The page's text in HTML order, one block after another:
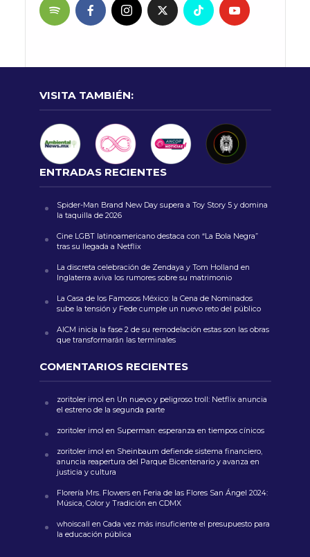
VISITA TAMBIÉN:
ENTRADAS RECIENTES
Spider-Man Brand New Day supera a Toy Story 5 y domina
la taquilla de 2026
Cine LGBT latinoamericano destaca con “La Bola Negra”
tras su llegada a Netflix
La discreta celebración de Zendaya y Tom Holland en
Inglaterra aviva los rumores sobre su matrimonio
La Casa de los Famosos México: la Cena de Nominados
sube la tensión y Fede cumple un nuevo reto del público
AICM inicia la fase 2 de su remodelación estas son las obras
que transformarán las terminales
COMENTARIOS RECIENTES
zoritoler imol en Un nuevo y peligroso troll: Netflix anuncia
el estreno de la segunda parte
zoritoler imol en Superman: esperanza en tiempos cínicos
zoritoler imol en Sheinbaum defiende sistema financiero,
anuncia reapertura del Parque Bicentenario y avanza en
justicia y cultura
Florería Mrs. Flowersen Feria de las Flores San Ángel 2024:
Música, Color y Tradición en CDMX
whoiscall en Cada vez más insuficiente el presupuesto para
la educación pública